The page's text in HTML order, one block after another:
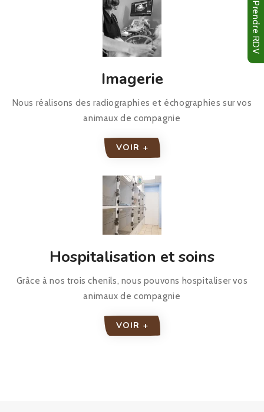
Imagerie
Nous réalisons des radiographies et échographies sur vos
animaux de compagnie
VOIR +
Hospitalisation et soins
Grâce à nos trois chenils, nous pouvons hospitaliser vos
animaux de compagnie
VOIR +
Prendre RDV